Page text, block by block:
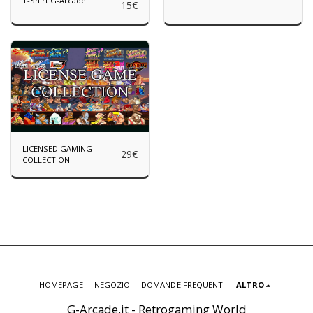
15€
LICENSED GAMING
COLLECTION
29€
G-Arcade.it - Retrogaming World
HOMEPAGE NEGOZIO DOMANDE FREQUENTI ALTRO